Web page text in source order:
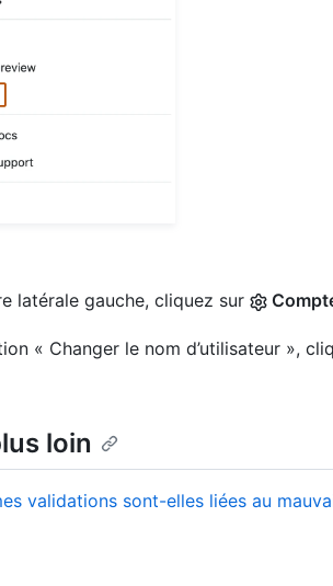
latérale gauche, cliquez sur
« Changer le nom d’utilisateur »,
loin
validations sont-elles liées au